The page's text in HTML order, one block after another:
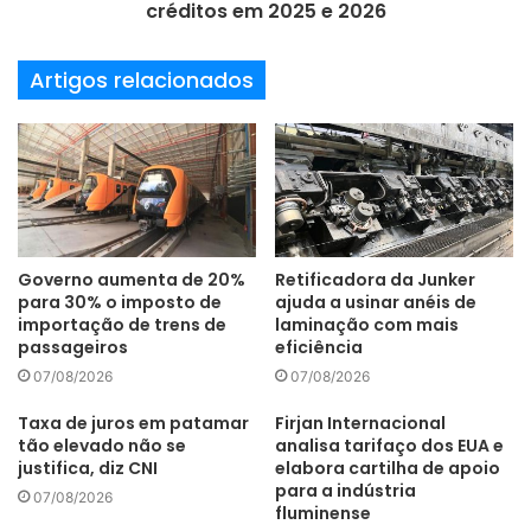
A expansão da capacidade produtiva trouxe, também,
maior disponibilidade no setor de desenvolvimento de
ferramentas, utilizadas internamente na produção de
“A Metalpó é uma das pioneiras e maiores empresas do
Brasil no desenvolvimento da tecnologia de metalurgia do
pó, com vasto conhecimento de projetos, atendimento às
exigências e todas as normas mais rigorosas da indústria
automotiva, técnica apurada na fabricação de ferramental,
além do domínio de técnicas de tratamentos térmicos e
seleção de materiais”, resume Bartoletti. (foto/divulgação)
créditos em 2025 e 2026
Artigos relacionados
Governo aumenta de 20%
para 30% o imposto de
importação de trens de
passageiros
07/08/2026
Retificadora da Junker
ajuda a usinar anéis de
laminação com mais
eficiência
07/08/2026
Taxa de juros em patamar
tão elevado não se
justifica, diz CNI
07/08/2026
Firjan Internacional
analisa tarifaço dos EUA e
elabora cartilha de apoio
para a indústria
fluminense